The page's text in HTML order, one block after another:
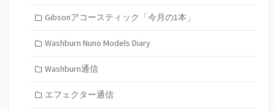
Gibsonアコースティック「今月の1本」
Washburn Nuno Models Diary
Washburn通信
エフェクター通信